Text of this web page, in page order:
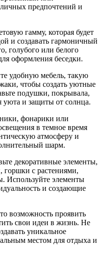
личных предпочтений и
гамму, которая будет
и создавать гармоничный
голубого или белого
оформления беседки.
удобную мебель, такую
чтобы создать уютные
подушки, покрывала,
и защиты от солнца.
фонарики или
в темное время
атмосферу и
шарм.
декоративные элементы,
горшки с растениями,
Используйте элементы
и создающие
возможность проявить
свои идеи в жизнь. Не
уникальное
местом для отдыха и